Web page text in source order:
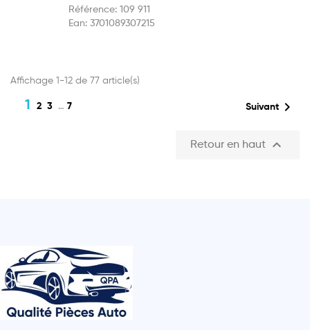
Référence: 109 911
Ean: 3701089307215
Affichage 1-12 de 77 article(s)
1 2 3 … 7 Suivant 
Retour en haut 